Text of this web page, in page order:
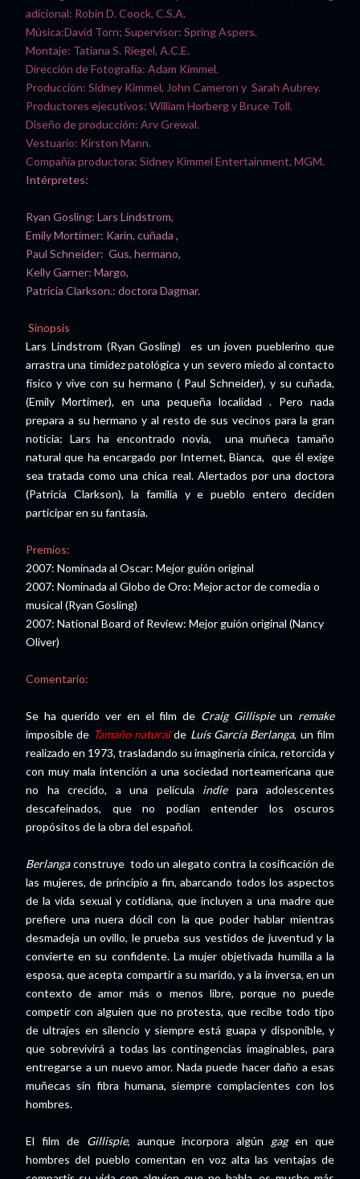
adicional: Robin D. Coock, C.S.A.
Música:David Torn; Supervisor: Spring Aspers.
Montaje: Tatiana S. Riegel, A.C.E.
Dirección de Fotografía: Adam Kimmel.
Producción: Sidney Kimmel, John Cameron y Sarah Aubrey.
Productores ejecutivos: William Horberg y Bruce Toll.
Diseño de producción: Arv Grewal.
Vestuario: Kirston Mann.
Compañía productora: Sidney Kimmel Entertainment, MGM.
Intérpretes:
Ryan Gosling: Lars Lindstrom,
Emily Mortimer: Karin, cuñada ,
Paul Schneider: Gus, hermano,
Kelly Garner: Margo,
Patricia Clarkson.: doctora Dagmar.
Sinopsis
Lars Lindstrom (Ryan Gosling) es un joven pueblerino que
arrastra una timidez patológica y un severo miedo al contacto
físico y vive con su hermano ( Paul Schneider), y su cuñada,
(Emily Mortimer), en una pequeña localidad . Pero nada
prepara a su hermano y al resto de sus vecinos para la gran
noticia: Lars ha encontrado novia, una muñeca tamaño
natural que ha encargado por Internet, Bianca, que él exige
sea tratada como una chica real. Alertados por una doctora
(Patricia Clarkson), la familia y e pueblo entero deciden
participar en su fantasía.
Premios:
2007: Nominada al Oscar: Mejor guión original
2007: Nominada al Globo de Oro: Mejor actor de comedia o
musical (Ryan Gosling)
2007: National Board of Review: Mejor guión original (Nancy
Oliver)
Comentario:
Se ha querido ver en el film de Craig Gillispieun remake
imposible de Tamaño natural de Luís García Berlanga, un film
realizado en 1973, trasladando su imaginería cínica, retorcida y
con muy mala intención a una sociedad norteamericana que
no ha crecido, a una película indiepara adolescentes
descafeinados, que no podían entender los oscuros
propósitos de la obra del español.
Berlangaconstruye todo un alegato contra la cosificación de
las mujeres, de principio a fin, abarcando todos los aspectos
de la vida sexual y cotidiana, que incluyen a una madre que
prefiere una nuera dócil con la que poder hablar mientras
desmadeja un ovillo, le prueba sus vestidos de juventud y la
convierte en su confidente. La mujer objetivada humilla a la
esposa, que acepta compartir a su marido, y a la inversa, en un
contexto de amor más o menos libre, porque no puede
competir con alguien que no protesta, que recibe todo tipo
de ultrajes en silencio y siempre está guapa y disponible, y
que sobrevivirá a todas las contingencias imaginables, para
entregarse a un nuevo amor. Nada puede hacer daño a esas
muñecas sin fibra humana, siempre complacientes con los
hombres.
El film de Gillispie, aunque incorpora algún gagen que
hombres del pueblo comentan en voz alta las ventajas de